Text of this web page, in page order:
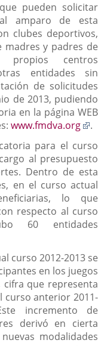
pueden solicitar
al amparo de esta
clubes deportivos,
madres y padres de
propios centros
entidades sin
de solicitudes
de 2013, pudiendo
en la página WEB
www.fmdva.org
.
para el curso
al presupuesto
Dentro de esta
en el curso actual
lo que
respecto al curso
60 entidades
curso 2012-2013 se
en los juegos
cifra que representa
curso anterior 2011-
incremento de
derivó en cierta
modalidades